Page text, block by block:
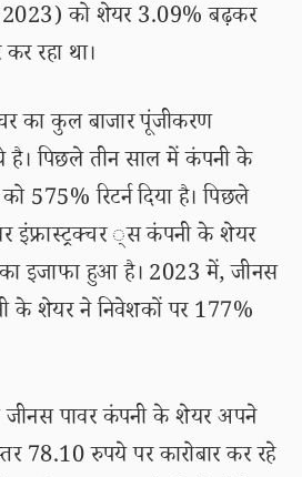
2023) को शेयर 3.09% बढ़कर
रहा था।
का कुल बाजार पूंजीकरण
पिछले तीन साल में कंपनी के
575% रिटर्न दिया है। पिछले
इंफ्रास्ट्रक्चर ्स कंपनी के शेयर
इजाफा हुआ है। 2023 में, जीनस
के शेयर ने निवेशकों पर 177%
पावर कंपनी के शेयर अपने
78.10 रुपये पर कारोबार कर रहे